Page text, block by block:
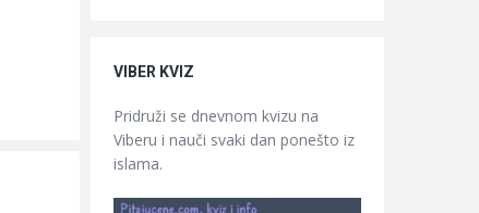
VIBER KVIZ
Pridruži se dnevnom kvizu na
Viberu i nauči svaki dan ponešto iz
islama.